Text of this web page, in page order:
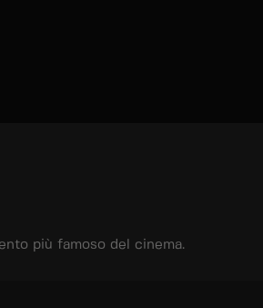
più famoso del cinema.